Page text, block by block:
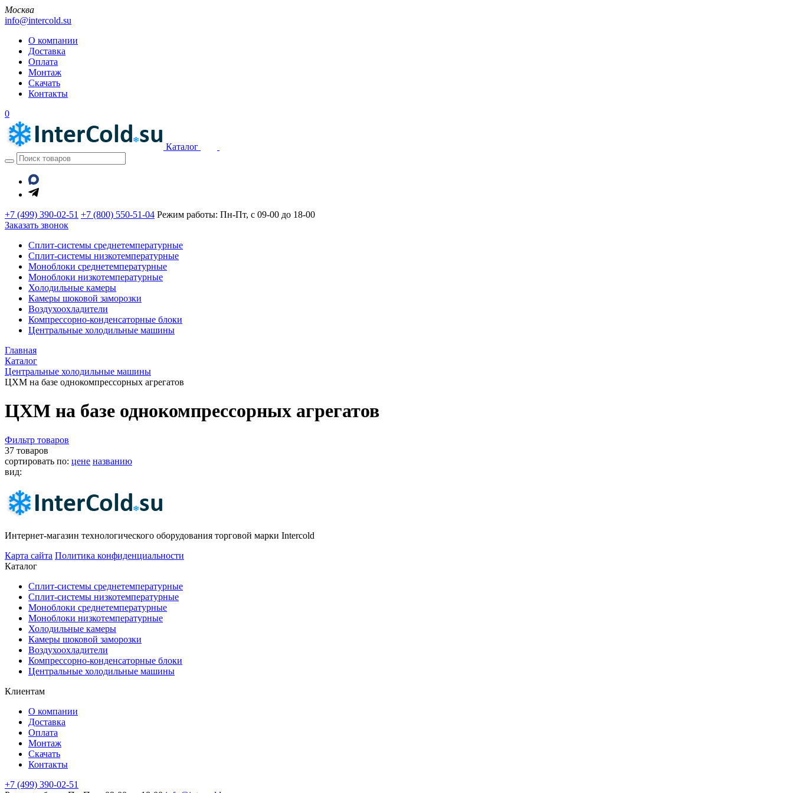
Москва
info@intercold.su
О компании
Доставка
Оплата
Монтаж
Скачать
Контакты
0
Каталог
+7 (499) 390-02-51 +7 (800) 550-51-04 Режим работы: Пн-Пт, с 09-00 до 18-00
Заказать звонок
Сплит-системы среднетемпературные
Сплит-системы низкотемпературные
Моноблоки среднетемпературные
Моноблоки низкотемпературные
Холодильные камеры
Камеры шоковой заморозки
Воздухоохладители
Компрессорно-конденсаторные блоки
Центральные холодильные машины
Главная
Каталог
Центральные холодильные машины
ЦХМ на базе однокомпрессорных агрегатов
ЦХМ на базе однокомпрессорных агрегатов
Фильтр товаров
37 товаров
сортировать по: цене названию
вид:
Интернет-магазин технологического оборудования торговой марки Intercold
Карта сайта Политика конфиденциальности
Каталог
Сплит-системы среднетемпературные
Сплит-системы низкотемпературные
Моноблоки среднетемпературные
Моноблоки низкотемпературные
Холодильные камеры
Камеры шоковой заморозки
Воздухоохладители
Компрессорно-конденсаторные блоки
Центральные холодильные машины
Клиентам
О компании
Доставка
Оплата
Монтаж
Скачать
Контакты
+7 (499) 390-02-51